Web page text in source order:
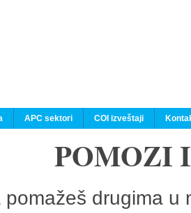
APC sektori COI izveštaji
POMOZI
pomažeš drugima